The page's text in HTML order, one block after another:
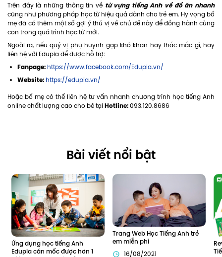
Trên đây là những thông tin về từ vựng tiếng Anh về đồ ăn nhanh
cũng như phương pháp học từ hiệu quả dành cho trẻ em. Hy vọng bố
mẹ đã có thêm một số gợi ý thú vị về chủ đề này để đồng hành cùng
con trong quá trình học từ mới.
Ngoài ra, nếu quý vị phụ huynh gặp khó khăn hay thắc mắc gì, hãy
liên hệ với Edupia để được hỗ trợ:
Fanpage: https://www.facebook.com/Edupia.vn/
Website: https://edupia.vn/
Hoặc bố mẹ có thể liên hệ tư vấn nhanh chương trình học tiếng Anh
online chất lượng cao cho bé tạiHotline:093.120.8686
Bài viết nổi bật
Ứng dụng học tiếng Anh
Edupia cán mốc được hơn 1
Trang Web Học Tiếng Anh trẻ
em miễn phí
16/08/2021